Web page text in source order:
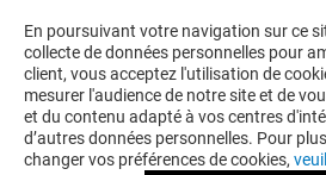
En poursuivant votre navigation sur ce
collecte de données personnelles pour
client, vous acceptez l'utilisation de
mesurer l'audience de notre site et de
et du contenu adapté à vos centres
d’autres données personnelles. Pour
changer vos préférences de cookies,